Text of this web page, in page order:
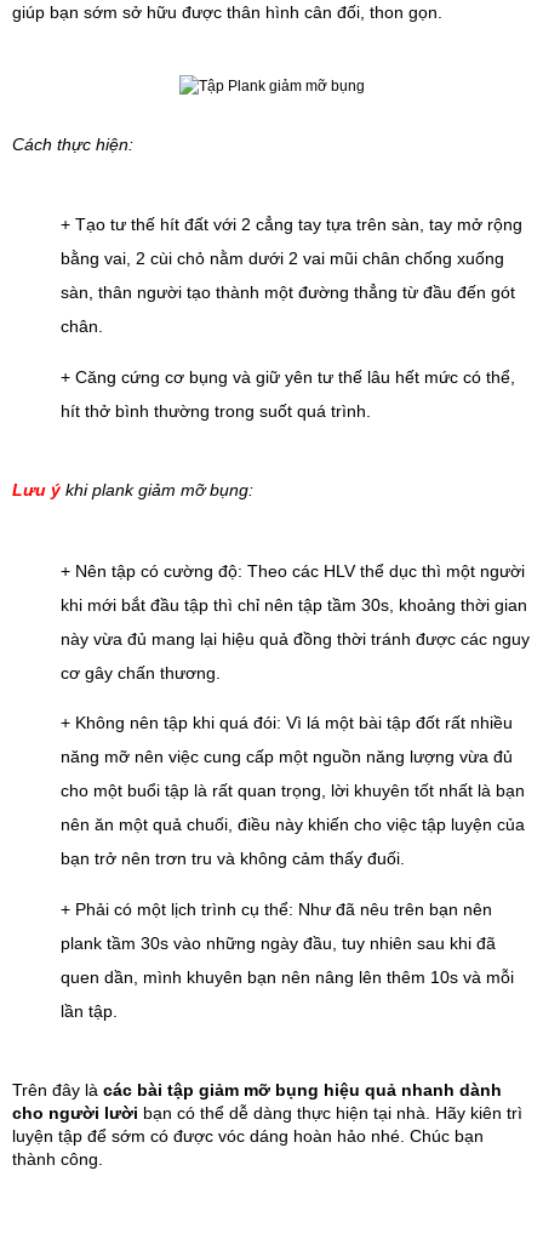
giúp bạn sớm sở hữu được thân hình cân đối, thon gọn.
Cách thực hiện:
+ Tạo tư thế hít đất với 2 cẳng tay tựa trên sàn, tay mở rộng
bằng vai, 2 cùi chỏ nằm dưới 2 vai mũi chân chống xuống
sàn, thân người tạo thành một đường thẳng từ đầu đến gót
chân.
+ Căng cứng cơ bụng và giữ yên tư thế lâu hết mức có thể,
hít thở bình thường trong suốt quá trình.
Lưu ý khi plank giảm mỡ bụng:
+ Nên tập có cường độ: Theo các HLV thể dục thì một người
khi mới bắt đầu tập thì chỉ nên tập tầm 30s, khoảng thời gian
này vừa đủ mang lại hiệu quả đồng thời tránh được các nguy
cơ gây chấn thương.
+ Không nên tập khi quá đói: Vì lá một bài tập đốt rất nhiều
năng mỡ nên việc cung cấp một nguồn năng lượng vừa đủ
cho một buổi tập là rất quan trọng, lời khuyên tốt nhất là bạn
nên ăn một quả chuối, điều này khiến cho việc tập luyện của
bạn trở nên trơn tru và không cảm thấy đuối.
+ Phải có một lịch trình cụ thể: Như đã nêu trên bạn nên
plank tầm 30s vào những ngày đầu, tuy nhiên sau khi đã
quen dần, mình khuyên bạn nên nâng lên thêm 10s và mỗi
lần tập.
Trên đây là các bài tập giảm mỡ bụng hiệu quả nhanh dành
cho người lười bạn có thể dễ dàng thực hiện tại nhà. Hãy kiên trì
luyện tập để sớm có được vóc dáng hoàn hảo nhé. Chúc bạn
thành công.